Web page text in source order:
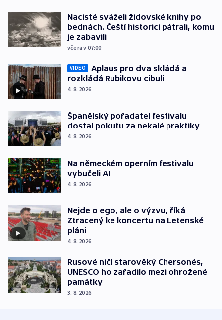
Nacisté sváželi židovské knihy po
bednách. Čeští historici pátrali, komu
je zabavili
včera v 07:00
VIDEO
Aplaus pro dva skládá a
rozkládá Rubikovu cibuli
4. 8. 2026
Španělský pořadatel festivalu
dostal pokutu za nekalé praktiky
4. 8. 2026
Na německém operním festivalu
vybučeli AI
4. 8. 2026
Nejde o ego, ale o výzvu, říká
Ztracený ke koncertu na Letenské
pláni
4. 8. 2026
Rusové ničí starověký Chersonés,
UNESCO ho zařadilo mezi ohrožené
památky
3. 8. 2026